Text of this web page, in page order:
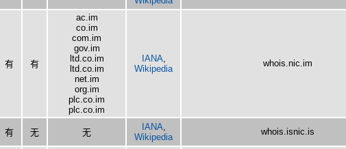
有 有
ac.im
co.im
com.im
gov.im
ltd.co.im
ltd.co.im
net.im
org.im
plc.co.im
plc.co.im
IANA,
Wikipedia
whois.nic.im
有 无 无
IANA
Wikipedia
whois.isnic.is